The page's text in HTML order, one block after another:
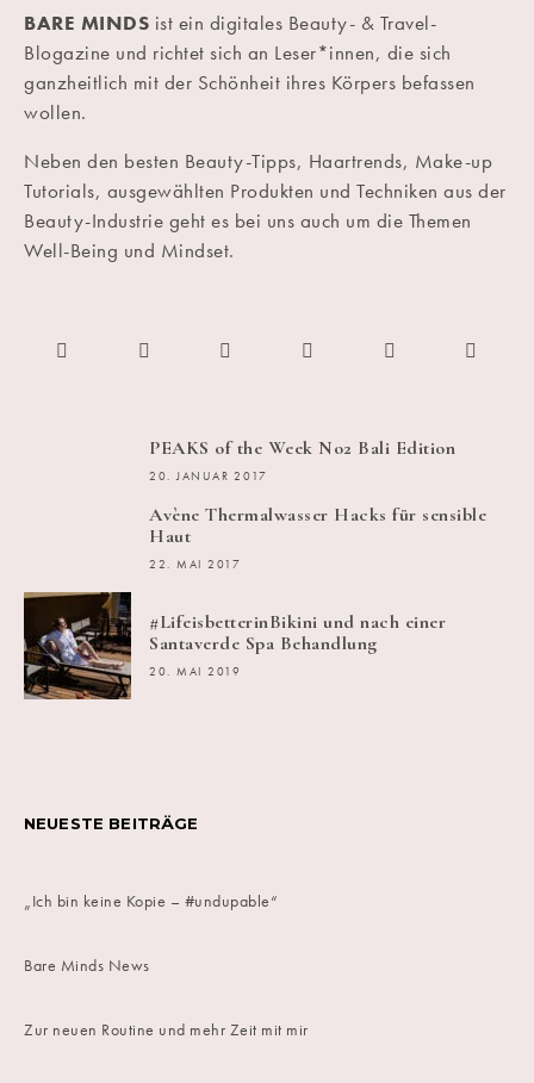
BARE MINDS ist ein digitales Beauty- & Travel-
Blogazine und richtet sich an Leser*innen, die sich
ganzheitlich mit der Schönheit ihres Körpers befassen
wollen.
Neben den besten Beauty-Tipps, Haartrends, Make-up
Tutorials, ausgewählten Produkten und Techniken aus der
Beauty-Industrie geht es bei uns auch um die Themen
Well-Being und Mindset.
PEAKS of the Week No2 Bali Edition
20. JANUAR 2017
Avène Thermalwasser Hacks für sensible
Haut
22. MAI 2017
#LifeisbetterinBikini und nach einer
Santaverde Spa Behandlung
20. MAI 2019
NEUESTE BEITRÄGE
„Ich bin keine Kopie – #undupable“
Bare Minds News
Zur neuen Routine und mehr Zeit mit mir